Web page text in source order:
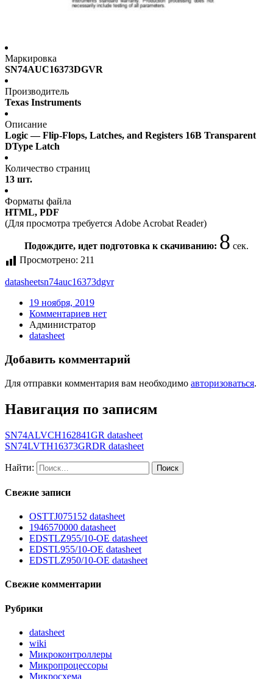
Маркировка
SN74AUC16373DGVR
Производитель
Texas Instruments
Описание
Logic — Flip-Flops, Latches, and Registers 16B Transparent
DType Latch
Количество страниц
13 шт.
Форматы файла
HTML, PDF
(Для просмотра требуется Adobe Acrobat Reader)
Подождите, идет подготовка к скачиванию: 8 сек.
Просмотрено: 211
datasheetsn74auc16373dgvr
19 ноября, 2019
Комментариев нет
Администратор
datasheet
Добавить комментарий
Для отправки комментария вам необходимо авторизоваться.
Навигация по записям
SN74ALVCH162841GR datasheet
SN74LVTH16373GRDR datasheet
Найти:
Свежие записи
OSTTJ075152 datasheet
1946570000 datasheet
EDSTLZ955/10-OE datasheet
EDSTL955/10-OE datasheet
EDSTLZ950/10-OE datasheet
Свежие комментарии
Рубрики
datasheet
wiki
Микроконтроллеры
Микропроцессоры
Микросхема